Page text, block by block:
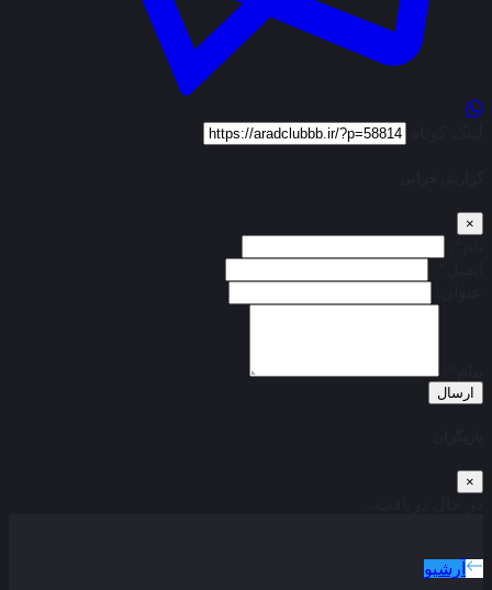
×
ارسال
×
آرشیو